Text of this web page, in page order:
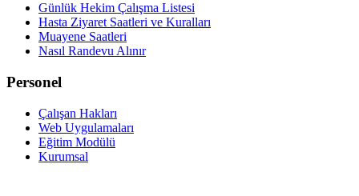
Günlük Hekim Çalışma Listesi
Hasta Ziyaret Saatleri ve Kuralları
Muayene Saatleri
Nasıl Randevu Alınır
Personel
Çalışan Hakları
Web Uygulamaları
Eğitim Modülü
Kurumsal